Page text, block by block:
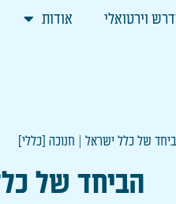
וירטואלי אודות
של כלל ישראל | חנוכה [כללי]
הביחד של